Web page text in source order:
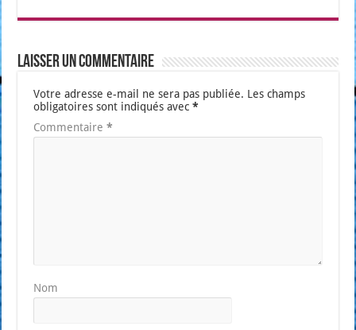
Laisser un commentaire
Votre adresse e-mail ne sera pas publiée. Les champs
obligatoires sont indiqués avec*
Commentaire*
Nom